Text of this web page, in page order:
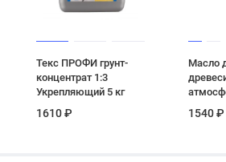
Текс ПРОФИ грунт-
концентрат 1:3
Укрепляющий 5 кг
1610 ₽
Масло
Oil
1540 ₽